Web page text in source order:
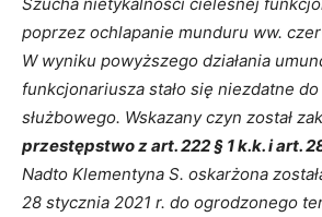
poprzez ochlapanie munduru ww.
W wyniku powyższego działania
funkcjonariusza stało się niezdatne
służbowego. Wskazany czyn został
przestępstwo z art. 222 § 1 k.k. i art.
Nadto Klementyna S. oskarżona
28 stycznia 2021 r. do ogrodzonego